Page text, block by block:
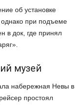
об установке
однако при подъеме
в док, где принял
музей
набережная Невы в
простоял